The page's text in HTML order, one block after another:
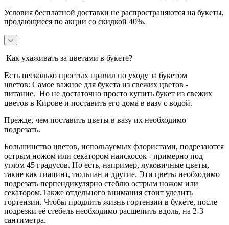
Условия бесплатной доставки не распространяются на букеты,
продающиеся по акции со скидкой 40%.
Как ухаживать за цветами в букете?
Есть несколько простых правил по уходу за букетом
цветов: Самое важное для букета из свежих цветов -
питание. Но не достаточно просто купить букет из свежих
цветов в Кирове и поставить его дома в вазу с водой.
Прежде, чем поставить цветы в вазу их необходимо
подрезать.
Большинство цветов, используемых флористами, подрезаются
острым ножом или секатором наискосок - примерно под
углом 45 градусов. Но есть, например, луковичные цветы,
такие как гиацинт, тюльпан и другие. Эти цветы необходимо
подрезать перпендикулярно стеблю острым ножом или
секатором.Также отдельного внимания стоит уделить
гортензии. Чтобы продлить жизнь гортензии в букете, после
подрезки её стебель необходимо расщепить вдоль, на 2-3
сантиметра.